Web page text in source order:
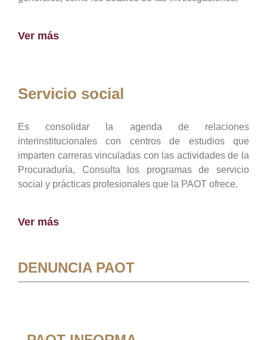
Ver más
Servicio social
Es consolidar la agenda de relaciones
interinstitucionales con centros de estudios que
imparten carreras vinculadas con las actividades de la
Procuraduría, Consulta los programas de servicio
social y prácticas profesionales que la PAOT ofrece.
Ver más
DENUNCIA PAOT